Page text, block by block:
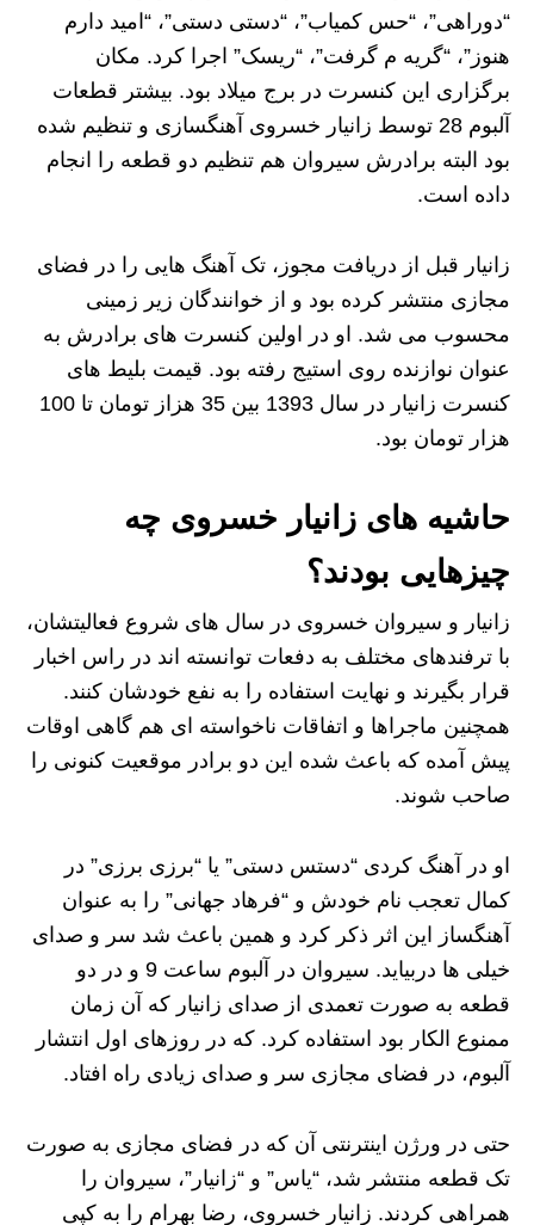
“دوراهی”، “حس کمیاب”، “دستی دستی”، “امید دارم
هنوز”، “گریه م گرفت”، “ریسک” اجرا کرد. مکان
برگزاری این کنسرت در برج میلاد بود. بیشتر قطعات
آلبوم 28 توسط زانیار خسروی آهنگسازی و تنظیم شده
بود البته برادرش سیروان هم تنظیم دو قطعه را انجام
داده است.
زانیار قبل از دریافت مجوز، تک آهنگ هایی را در فضای
مجازی منتشر کرده بود و از خوانندگان زیر زمینی
محسوب می شد. او در اولین کنسرت های برادرش به
عنوان نوازنده روی استیج رفته بود. قیمت بلیط های
کنسرت زانیار در سال 1393 بین 35 هزاز تومان تا 100
هزار تومان بود.
حاشیه های زانیار خسروی چه
چیزهایی بودند؟
زانیار و سیروان خسروی در سال های شروع فعالیتشان،
با ترفندهای مختلف به دفعات توانسته اند در راس اخبار
قرار بگیرند و نهایت استفاده را به نفع خودشان کنند.
همچنین ماجراها و اتفاقات ناخواسته ای هم گاهی اوقات
پیش آمده که باعث شده این دو برادر موقعیت کنونی را
صاحب شوند.
او در آهنگ کردی “دستس دستی” یا “برزی برزی” در
کمال تعجب نام خودش و “فرهاد جهانی” را به عنوان
آهنگساز این اثر ذکر کرد و همین باعث شد سر و صدای
خیلی ها دربیاید. سیروان در آلبوم ساعت 9 و در دو
قطعه به صورت تعمدی از صدای زانیار که آن زمان
ممنوع الکار بود استفاده کرد. که در روزهای اول انتشار
آلبوم، در فضای مجازی سر و صدای زیادی راه افتاد.
حتی در ورژن اینترنتی آن که در فضای مجازی به صورت
تک قطعه منتشر شد، “یاس” و “زانیار”، سیروان را
همراهی کردند. زانیار خسروی، رضا بهرام را به کپی